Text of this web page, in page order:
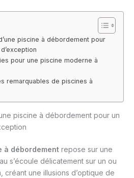
piscine à débordement pour
pour une piscine moderne à
remarquables de piscines à
piscine à débordement pour un
à débordement repose sur une
s’écoule délicatement sur un ou
créant une illusions d’optique de